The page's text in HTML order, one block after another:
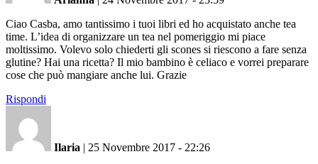
Ciao Casba, amo tantissimo i tuoi libri ed ho acquistato anche tea
time. L’idea di organizzare un tea nel pomeriggio mi piace
moltissimo. Volevo solo chiederti gli scones si riescono a fare senza
glutine? Hai una ricetta? Il mio bambino è celiaco e vorrei preparare
cose che può mangiare anche lui. Grazie
Rispondi
Ilaria | 25 Novembre 2017 - 22:26